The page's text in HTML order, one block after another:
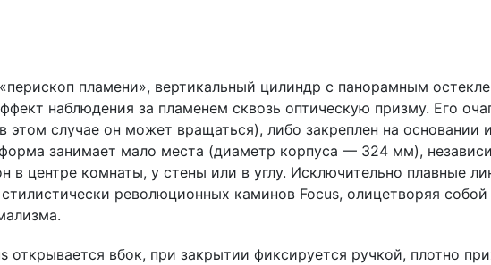
пламени», вертикальный цилиндр с панорамным
наблюдения за пламенем сквозь оптическую призму. Его
этом случае он может вращаться), либо закреплен на основании
занимает мало места (диаметр корпуса — 324 мм),
в центре комнаты, у стены или в углу. Исключительно плавные
революционных каминов Focus, олицетворяя
открывается вбок, при закрытии фиксируется ручкой, плотно